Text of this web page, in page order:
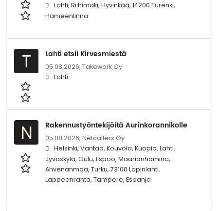
Lahti, Riihimäki, Hyvinkää, 14200 Turenki,
Hämeenlinna
T Lahti etsii Kirvesmiestä
05.08.2026, Takework Oy
Lahti
N Rakennustyöntekijöitä Aurinkorannikolle
05.08.2026, Netcallers Oy
Helsinki, Vantaa, Kouvola, Kuopio, Lahti,
Jyväskylä, Oulu, Espoo, Maarianhamina,
Ahvenanmaa, Turku, 73100 Lapinlahti,
Lappeenranta, Tampere, Espanja